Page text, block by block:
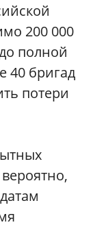
200 000
полной
40 бригад
потери